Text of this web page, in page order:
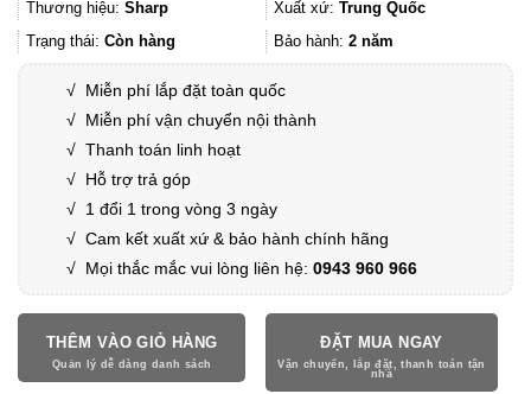
18.690.000₫.là:
Thương hiệu: Sharp Xuất xứ: Trung Quốc
Trạng thái: Còn hàng Bảo hành: 2 năm
√ Miễn phí lắp đặt toàn quốc
√ Miễn phí vận chuyển nội thành
√ Thanh toán linh hoạt
√ Hỗ trợ trả góp
√ 1 đổi 1 trong vòng 3 ngày
√ Cam kết xuất xứ & bảo hành chính hãng
√ Mọi thắc mắc vui lòng liên hệ: 0943 960 966
THÊM VÀO GIỎ HÀNG ĐẶT MUA NGAY